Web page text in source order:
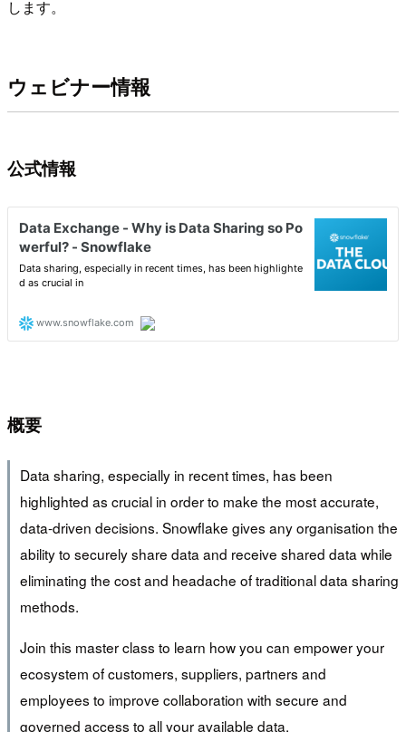
します。
ウェビナー情報
公式情報
概要
Data sharing, especially in recent times, has been
highlighted as crucial in order to make the most accurate,
data-driven decisions. Snowflake gives any organisation the
ability to securely share data and receive shared data while
eliminating the cost and headache of traditional data sharing
methods.
Join this master class to learn how you can empower your
ecosystem of customers, suppliers, partners and
employees to improve collaboration with secure and
governed access to all your available data.